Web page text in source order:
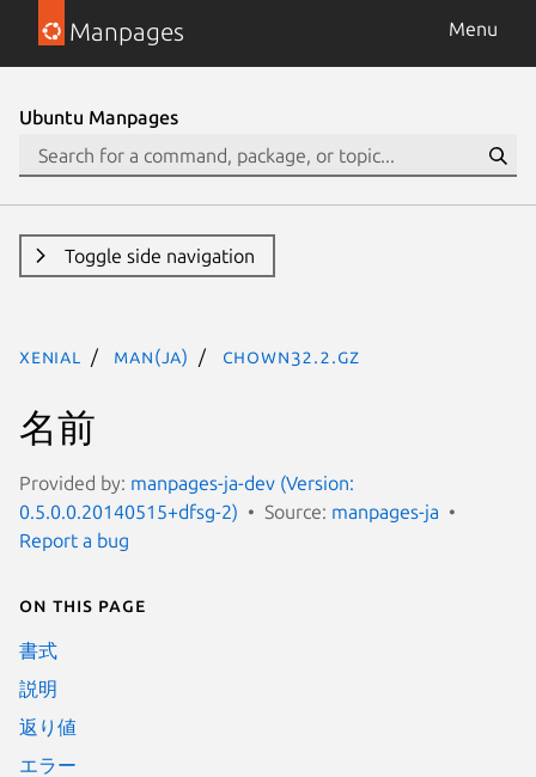
Manpages Menu
Ubuntu Manpages
Toggle side navigation
xenial man(ja) chown32.2.gz
名前
Provided by: manpages-ja-dev (Version:
0.5.0.0.20140515+dfsg-2)
Source: manpages-ja
Report a bug
On this page
書式
説明
返り値
エラー